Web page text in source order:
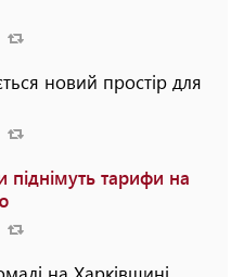
новий простір для
піднімуть тарифи на